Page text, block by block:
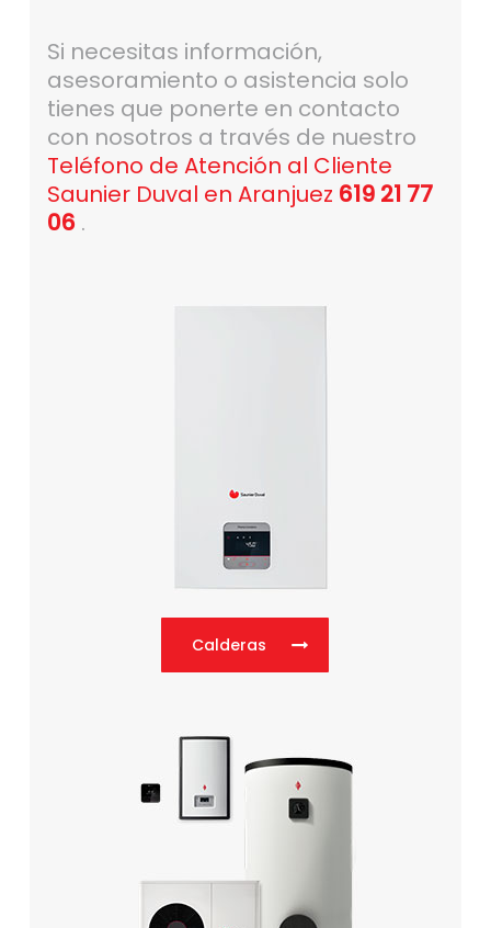
Si necesitas información,
asesoramiento o asistencia solo
tienes que ponerte en contacto
con nosotros a través de nuestro
Teléfono de Atención al Cliente
Saunier Duval en Aranjuez 619 21 77
06 .
Calderas